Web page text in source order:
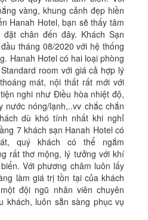
vàng, khung cảnh đẹp hiền
Hanah Hotel, bạn sẽ thấy tâm
chân đến đây. Khách Sạn
tháng 08/2020 với hệ thống
Hanah Hotel có hai loại phòng
room với giá cả hợp lý
mát, nội thất rất mới với
nghi như Điều hòa nhiệt độ,
nóng/lạnh,..vv chắc chắn
dù khó tính nhất khi nghỉ
7 khách sạn Hanah Hotel có
quý khách có thể ngắm
rất thơ mộng, lý tưởng với khí
Với phương châm luôn lấy
làm giá trị tồn tại của khách
đội ngũ nhân viên chuyên
khách, luôn sẵn sàng phục vụ